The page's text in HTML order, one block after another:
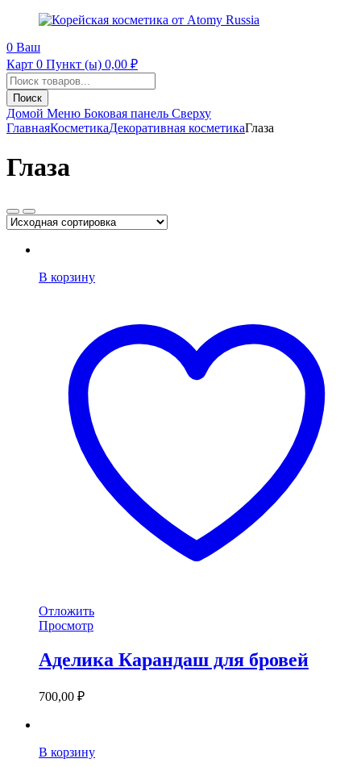
0 Ваш
Карт 0 Пункт (ы) 0,00 ₽
Поиск
продуктов
Поиск
Домой Меню Боковая панель Сверху
ГлавнаяКосметикаДекоративная косметикаГлаза
Глаза
В корзину
Отложить
Просмотр
Аделика Карандаш для бровей
700,00 ₽
В корзину